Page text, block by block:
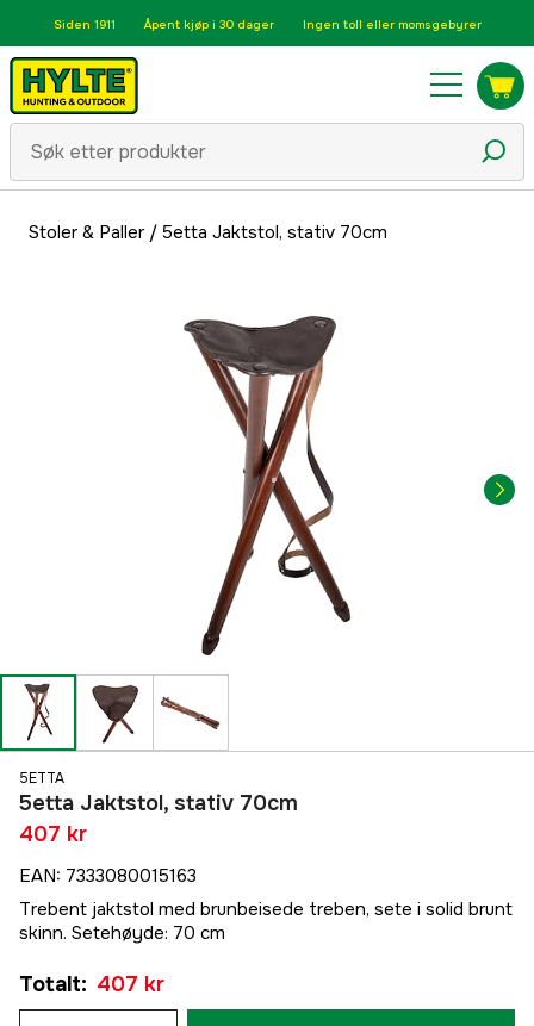
Siden 1911 Åpent kjøp i 30 dager Ingen toll eller momsgebyrer
Stoler & Paller/ 5etta Jaktstol, stativ 70cm
5ETTA
5etta Jaktstol, stativ 70cm
407 kr
EAN: 7333080015163
Trebent jaktstol med brunbeisede treben, sete i solid brunt
skinn. Setehøyde: 70 cm
Totalt: 407 kr